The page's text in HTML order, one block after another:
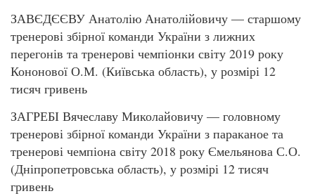
ЗАВЄДЄЄВУ Анатолію Анатолійовичу — старшому
тренерові збірної команди України з лижних
перегонів та тренерові чемпіонки світу 2019 року
Кононової О.М. (Київська область), у розмірі 12
тисяч гривень
ЗАГРЕБІ Вячеславу Миколайовичу — головному
тренерові збірної команди України з параканое та
тренерові чемпіона світу 2018 року Ємельянова С.О.
(Дніпропетровська область), у розмірі 12 тисяч
гривень